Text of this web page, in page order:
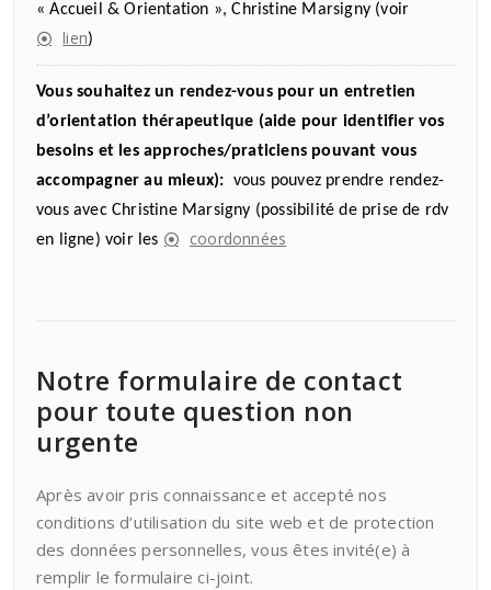
« Accueil & Orientation », Christine Marsigny (voir
lien)
Vous souhaitez un rendez-vous pour un entretien
d’orientation thérapeutique (aide pour identifier vos
besoins et les approches/praticiens pouvant vous
accompagner au mieux): vous pouvez prendre rendez-
vous avec Christine Marsigny (possibilité de prise de rdv
en ligne) voir les
coordonnées
Notre formulaire de contact
pour toute question non
urgente
Après avoir pris connaissance et accepté nos
conditions d’utilisation du site web et de protection
des données personnelles, vous êtes invité(e) à
remplir le formulaire ci-joint.